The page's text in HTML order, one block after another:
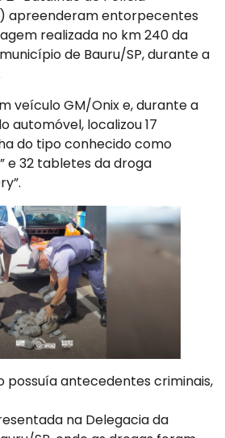
apreenderam entorpecentes
realizada no km 240 da
de Bauru/SP, durante a
veículo GM/Onix e, durante a
automóvel, localizou 17
do tipo conhecido como
e 32 tabletes da droga
possuía antecedentes criminais,
na Delegacia da